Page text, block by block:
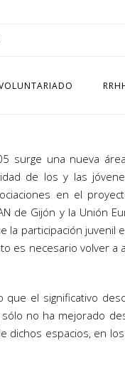
surge una nueva
de los y las
en el
de Gijón y la Unión
participación juvenil
es necesario volver a
el significativo
no ha mejorado
dichos espacios, en